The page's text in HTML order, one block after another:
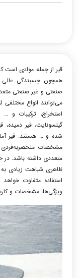
قیر از جمله موادی است
همچون چسبندگی عالی و
صنعتی و غیر صنعتی
می‌توانند انواع مختلفی
استخراج، ترکیبات و
گیلسونایت، قیر دمیده،
شده و … هستند. قیر
مشخصات منحصربه‌فردی
متعددی داشته باشد. در
ظاهری شباهت زیادی به
استفاده متفاوت
ویژگی‌ها، مشخصات و